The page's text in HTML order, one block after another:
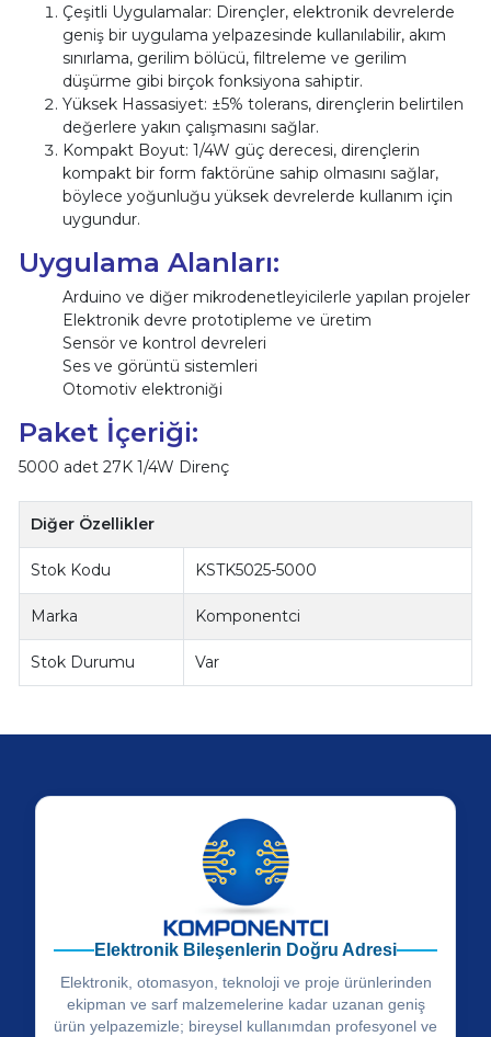
Çeşitli Uygulamalar: Dirençler, elektronik devrelerde
geniş bir uygulama yelpazesinde kullanılabilir, akım
sınırlama, gerilim bölücü, filtreleme ve gerilim
düşürme gibi birçok fonksiyona sahiptir.
Yüksek Hassasiyet: ±5% tolerans, dirençlerin belirtilen
değerlere yakın çalışmasını sağlar.
Kompakt Boyut: 1/4W güç derecesi, dirençlerin
kompakt bir form faktörüne sahip olmasını sağlar,
böylece yoğunluğu yüksek devrelerde kullanım için
uygundur.
Uygulama Alanları:
Arduino ve diğer mikrodenetleyicilerle yapılan projeler
Elektronik devre prototipleme ve üretim
Sensör ve kontrol devreleri
Ses ve görüntü sistemleri
Otomotiv elektroniği
Paket İçeriği:
5000 adet 27K 1/4W Direnç
Diğer Özellikler
Stok Kodu KSTK5025-5000
Marka Komponentci
Stok Durumu Var
Elektronik Bileşenlerin Doğru Adresi
Elektronik, otomasyon, teknoloji ve proje ürünlerinden
ekipman ve sarf malzemelerine kadar uzanan geniş
ürün yelpazemizle; bireysel kullanımdan profesyonel ve